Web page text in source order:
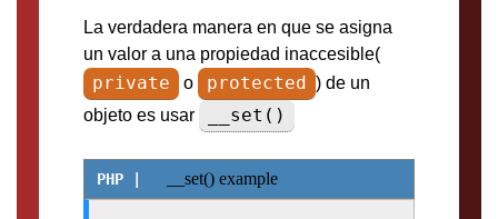
La verdadera manera en que se asigna
un valor a una propiedad inaccesible(
private o protected
) de un
objeto es usar
__set()
__set() example